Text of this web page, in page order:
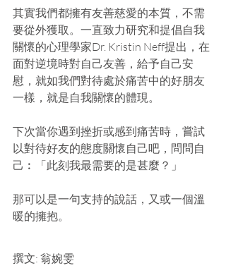
其實我們都擁有友善慈愛的本質，不需
要從外獲取。一直致力研究和提倡自我
關懷的心理學家Dr. Kristin Neff提出，在
面對逆境時對自己友善，給予自己安
慰，就如我們對待處於痛苦中的好朋友
一樣，就是自我關懷的體現。
下次當你遇到挫折或感到痛苦時，嘗試
以對待好友的態度關懷自己吧，問問自
己︰「此刻我最需要的是甚麼？」
那可以是一句支持的說話，又或一個溫
暖的擁抱。
撰文: 翁婉雯